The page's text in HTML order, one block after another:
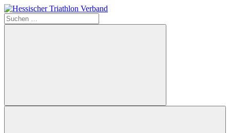
Zum
Inhalt
springen
Suchen
nach:
Suchen